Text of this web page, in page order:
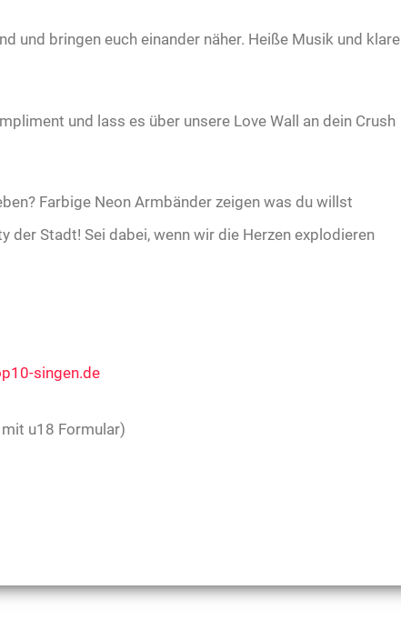
und bringen euch einander näher. Heiße Musik und klare
und lass es über unsere Love Wall an dein Crush
Farbige Neon Armbänder zeigen was du willst
der Stadt! Sei dabei, wenn wir die Herzen explodieren
singen.de
mit u18 Formular)